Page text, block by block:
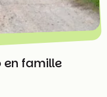
en famille